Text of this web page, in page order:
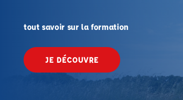
tout savoir sur la formation
JE DÉCOUVRE